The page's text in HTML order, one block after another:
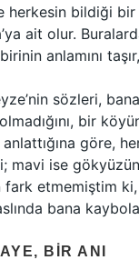
herkesin bildiği
ait olur.
anlamını
sözleri,
bir
anlattığına göre,
mavi ise
fark etmemiştim ki,
bana
BIR ANI